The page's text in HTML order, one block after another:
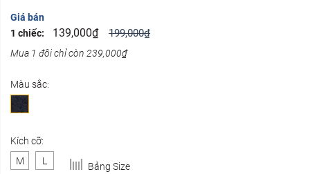
Giá bán
1 chiếc:
139,000₫ 199,000₫
Mua 1 đôi chỉ còn 239,000₫
Màu sắc:
Kích cỡ:
M
L Bảng Size